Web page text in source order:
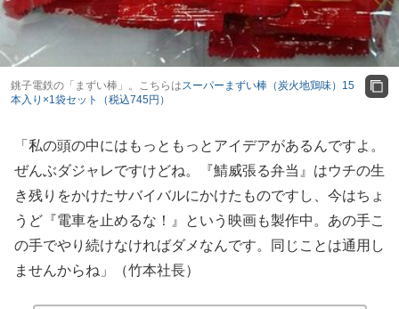
銚子電鉄の「まずい棒」。こちらはスーパーまずい棒（炭火地鶏味）15
本入り×1袋セット（税込745円）
「私の頭の中にはもっともっとアイデアがあるんですよ。
ぜんぶダジャレですけどね。『鯖威張る弁当』はウチの生
き残りをかけたサバイバルにかけたものですし、今はちょ
うど『電車を止めるな！』という映画も製作中。あの手こ
の手でやり続けなければダメなんです。同じことは通用し
ませんからね」（竹本社長）